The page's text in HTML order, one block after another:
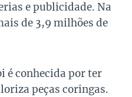
e publicidade. Na
de 3,9 milhões de
é conhecida por ter
peças coringas.